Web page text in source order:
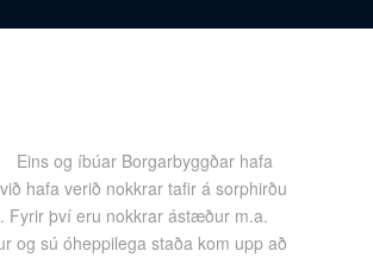
Eins og íbúar Borgarbyggðar hafa
hafa verið nokkrar tafir á sorphirðu
Fyrir því eru nokkrar ástæður m.a.
og sú óheppilega staða kom upp að